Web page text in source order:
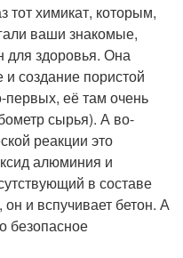
тот химикат, которым,
ваши знакомые,
для здоровья. Она
и создание пористой
первых, её там очень
сырья). А во-
реакции это
алюминия и
в составе
и вспучивает бетон. А
безопасное